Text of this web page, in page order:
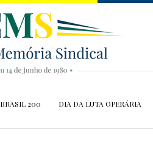
BRASIL 200 DIA DA LUTA OPERÁRIA